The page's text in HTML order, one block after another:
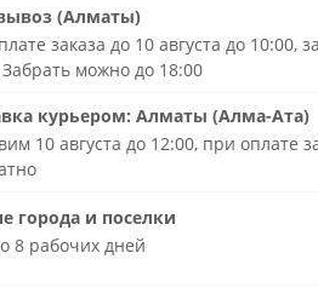
(Алматы)
заказа до 10 августа до 10:00,
можно до 18:00
курьером: Алматы (Алма-Ата)
10 августа до 12:00, при оплате
города и поселки
8 рабочих дней